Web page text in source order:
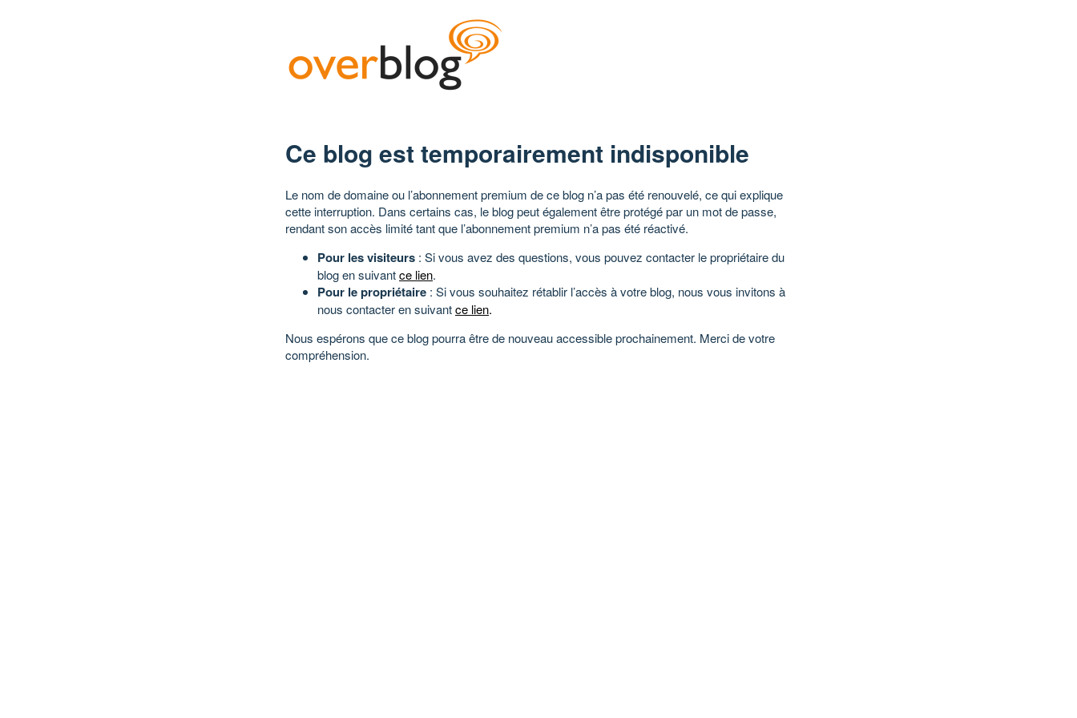
Ce blog est temporairement indisponible
Le nom de domaine ou l’abonnement premium de ce blog n’a pas été renouvelé, ce qui explique
cette interruption. Dans certains cas, le blog peut également être protégé par un mot de passe,
rendant son accès limité tant que l’abonnement premium n’a pas été réactivé.
Pour les visiteurs : Si vous avez des questions, vous pouvez contacter le propriétaire du
blog en suivantce lien.
Pour le propriétaire : Si vous souhaitez rétablir l’accès à votre blog, nous vous invitons à
nous contacter en suivantce lien.
Nous espérons que ce blog pourra être de nouveau accessible prochainement. Merci de votre
compréhension.